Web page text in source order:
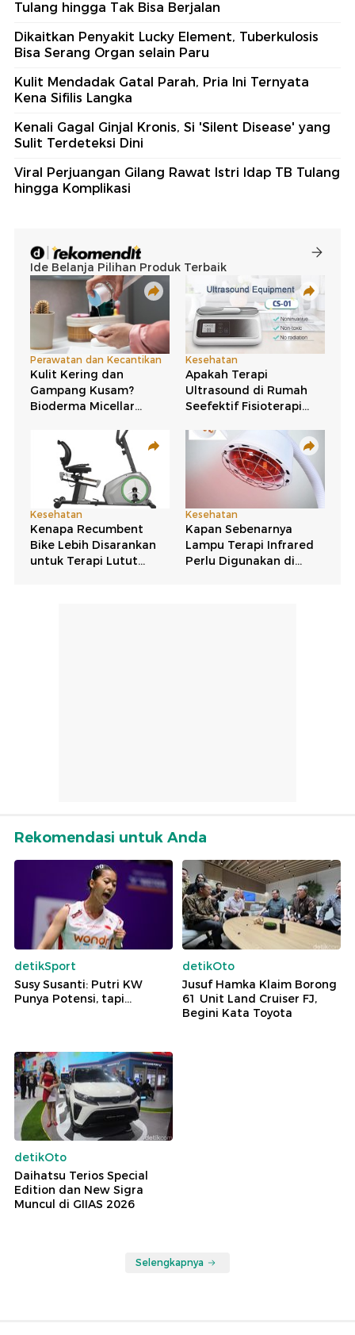
Tulang hingga Tak Bisa Berjalan
Dikaitkan Penyakit Lucky Element, Tuberkulosis
Bisa Serang Organ selain Paru
Kulit Mendadak Gatal Parah, Pria Ini Ternyata
Kena Sifilis Langka
Kenali Gagal Ginjal Kronis, Si 'Silent Disease' yang
Sulit Terdeteksi Dini
Viral Perjuangan Gilang Rawat Istri Idap TB Tulang
hingga Komplikasi
Rekomendasi untuk Anda
detikSport
Susy Susanti: Putri KW
Punya Potensi, tapi...
detikOto
Jusuf Hamka Klaim Borong
61 Unit Land Cruiser FJ,
Begini Kata Toyota
detikOto
Daihatsu Terios Special
Edition dan New Sigra
Muncul di GIIAS 2026
Selengkapnya